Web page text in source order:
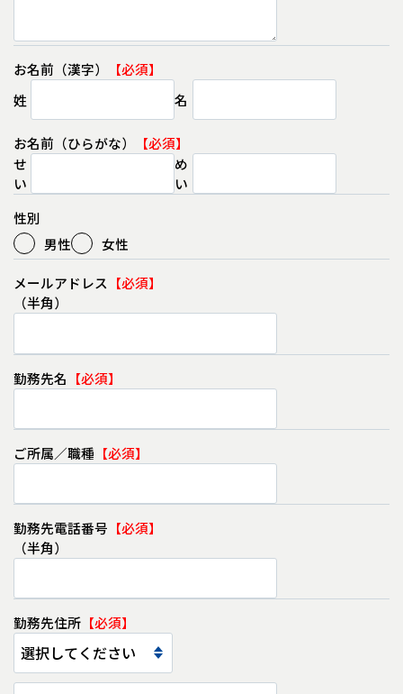
お名前（漢字）
姓
名
お名前（ひらがな）
せ
い
め
い
性別
男性
女性
メールアドレス
（半角）
勤務先名
ご所属／職種
勤務先電話番号
（半角）
勤務先住所